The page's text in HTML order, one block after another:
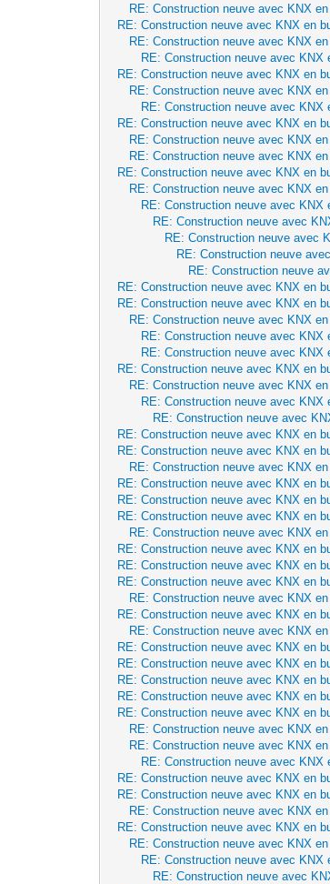
RE: Construction neuve avec KNX
RE: Construction neuve avec KNX en
RE: Construction neuve avec KNX
RE: Construction neuve avec KNX
RE: Construction neuve avec KNX en
RE: Construction neuve avec KNX
RE: Construction neuve avec KNX
RE: Construction neuve avec KNX en
RE: Construction neuve avec KNX
RE: Construction neuve avec KNX
RE: Construction neuve avec KNX en
RE: Construction neuve avec KNX
RE: Construction neuve avec KNX
RE: Construction neuve avec
RE: Construction neuve avec
RE: Construction neuve
RE: Construction neuve
RE: Construction neuve avec KNX en
RE: Construction neuve avec KNX en
RE: Construction neuve avec KNX
RE: Construction neuve avec KNX
RE: Construction neuve avec KNX
RE: Construction neuve avec KNX en
RE: Construction neuve avec KNX
RE: Construction neuve avec KNX
RE: Construction neuve avec
RE: Construction neuve avec KNX en
RE: Construction neuve avec KNX en
RE: Construction neuve avec KNX
RE: Construction neuve avec KNX en
RE: Construction neuve avec KNX en
RE: Construction neuve avec KNX en
RE: Construction neuve avec KNX
RE: Construction neuve avec KNX en
RE: Construction neuve avec KNX en
RE: Construction neuve avec KNX en
RE: Construction neuve avec KNX
RE: Construction neuve avec KNX en
RE: Construction neuve avec KNX
RE: Construction neuve avec KNX en
RE: Construction neuve avec KNX en
RE: Construction neuve avec KNX en
RE: Construction neuve avec KNX en
RE: Construction neuve avec KNX en
RE: Construction neuve avec KNX
RE: Construction neuve avec KNX
RE: Construction neuve avec KNX
RE: Construction neuve avec KNX en
RE: Construction neuve avec KNX en
RE: Construction neuve avec KNX
RE: Construction neuve avec KNX en
RE: Construction neuve avec KNX
RE: Construction neuve avec KNX
RE: Construction neuve avec